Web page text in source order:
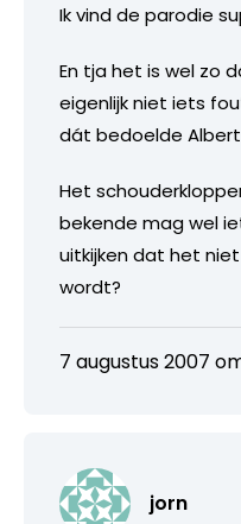
Ik vind de parodie
En tja het is wel zo
eigenlijk niet iets
dát bedoelde
Het
bekende mag wel
uitkijken dat het
wordt?
7 augustus 2007
jorn